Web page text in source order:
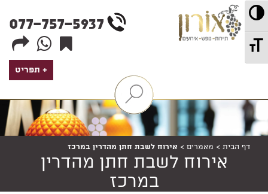
מתג ניגודיות גבוהה
מתג גודל גופן
wd
077-757-5937
תפריט
הצג
/
הסתר
מנגנון
סינון
דף הבית > מאמרים > אירוח לשבת חתן מהדרין במרכז
אירוח לשבת חתן מהדרין
במרכז